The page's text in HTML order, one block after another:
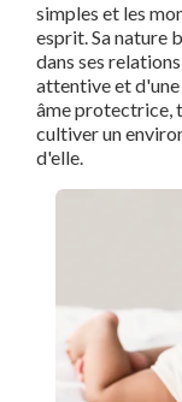
simples et les
esprit. Sa nature
dans ses
attentive et
âme protectrice,
cultiver un
d'elle.